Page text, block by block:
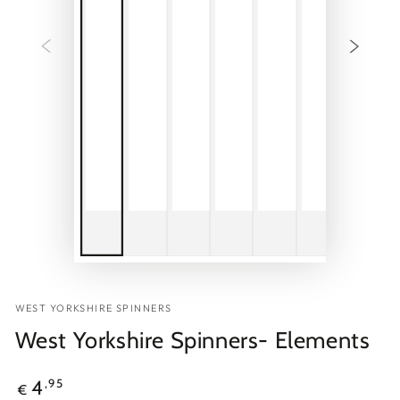
WEST YORKSHIRE SPINNERS
West Yorkshire Spinners- Elements
Regulärer
€ 4,95